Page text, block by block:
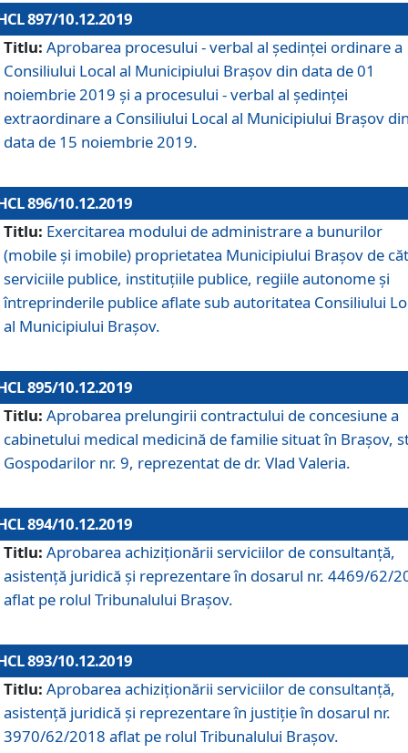
897/10.12.2019
Titlu: Aprobarea procesului - verbal al şedinţei ordinare a
Consiliului Local al Municipiului Brașov din data de 01
noiembrie 2019 și a procesului - verbal al ședinței
extraordinare a Consiliului Local al Municipiului Brașov
data de 15 noiembrie 2019.
896/10.12.2019
Titlu: Exercitarea modului de administrare a bunurilor
(mobile și imobile) proprietatea Municipiului Brașov de
serviciile publice, instituțiile publice, regiile autonome și
întreprinderile publice aflate sub autoritatea Consiliului
al Municipiului Brașov.
895/10.12.2019
Titlu: Aprobarea prelungirii contractului de concesiune a
cabinetului medical medicină de familie situat în Braşov,
Gospodarilor nr. 9, reprezentat de dr. Vlad Valeria.
894/10.12.2019
Titlu: Aprobarea achiziţionării serviciilor de consultanţă,
asistenţă juridică şi reprezentare în dosarul nr. 4469/62/
aflat pe rolul Tribunalului Braşov.
893/10.12.2019
Titlu: Aprobarea achiziţionării serviciilor de consultanţă,
asistenţă juridică şi reprezentare în justiţie în dosarul nr.
3970/62/2018 aflat pe rolul Tribunalului Braşov.